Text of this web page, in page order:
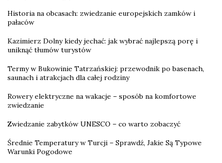
Historia na obcasach: zwiedzanie europejskich zamków i
pałaców
Kazimierz Dolny kiedy jechać: jak wybrać najlepszą porę i
uniknąć tłumów turystów
Termy w Bukowinie Tatrzańskiej: przewodnik po basenach,
saunach i atrakcjach dla całej rodziny
Rowery elektryczne na wakacje – sposób na komfortowe
zwiedzanie
Zwiedzanie zabytków UNESCO – co warto zobaczyć
Średnie Temperatury w Turcji – Sprawdź, Jakie Są Typowe
Warunki Pogodowe